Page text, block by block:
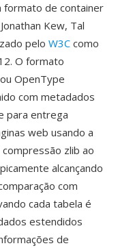
formato de container
Kew, Tal
pelo W3C como
O formato
OpenType
com metadados
para entrega
web usando a
compressão zlib ao
alcançando
com
cada tabela é
estendidos
de